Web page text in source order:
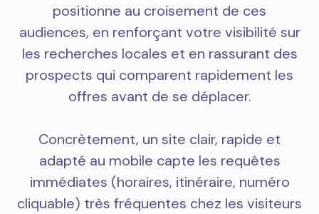
positionne au croisement de ces
audiences, en renforçant votre visibilité sur
les recherches locales et en rassurant des
prospects qui comparent rapidement les
offres avant de se déplacer.
Concrètement, un site clair, rapide et
adapté au mobile capte les requêtes
immédiates (horaires, itinéraire, numéro
cliquable) très fréquentes chez les visiteurs